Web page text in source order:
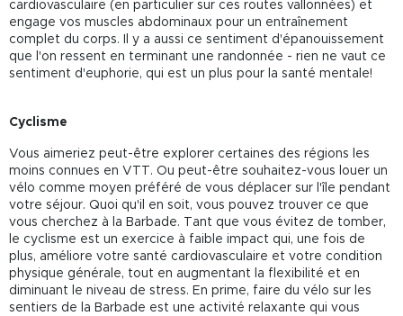
cardiovasculaire (en particulier sur ces routes vallonnées) et
engage vos muscles abdominaux pour un entraînement
complet du corps. Il y a aussi ce sentiment d'épanouissement
que l'on ressent en terminant une randonnée - rien ne vaut ce
sentiment d'euphorie, qui est un plus pour la santé mentale!
Cyclisme
Vous aimeriez peut-être explorer certaines des régions les
moins connues en VTT. Ou peut-être souhaitez-vous louer un
vélo comme moyen préféré de vous déplacer sur l'île pendant
votre séjour. Quoi qu'il en soit, vous pouvez trouver ce que
vous cherchez à la Barbade. Tant que vous évitez de tomber,
le cyclisme est un exercice à faible impact qui, une fois de
plus, améliore votre santé cardiovasculaire et votre condition
physique générale, tout en augmentant la flexibilité et en
diminuant le niveau de stress. En prime, faire du vélo sur les
sentiers de la Barbade est une activité relaxante qui vous